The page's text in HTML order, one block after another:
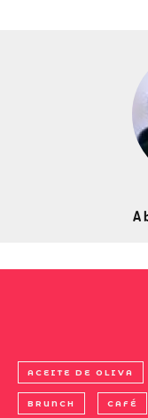
ACEITE DE OLIVA
BRUNCH CAFÉ